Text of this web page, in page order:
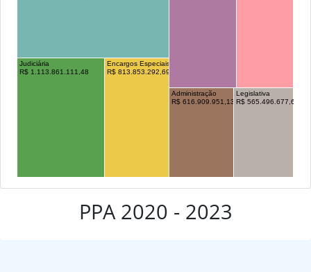
Judiciária
R$ 1.113.861.111,48
Encargos Especiais
R$ 813.853.292,69
Administração
R$ 616.909.951,13
Legislativa
R$ 565.496.677,66
PPA 2020 - 2023